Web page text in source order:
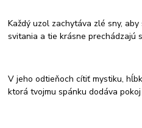
Každý uzol zachytáva zlé sny,
svitania a tie krásne prechádzajú
V jeho odtieňoch cítiť mystiku,
ktorá tvojmu spánku dodáva